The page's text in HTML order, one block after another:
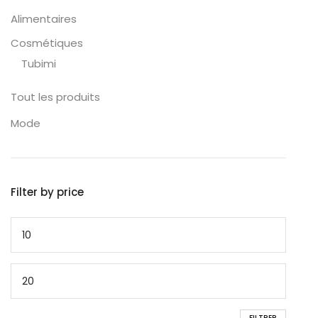
Alimentaires
Cosmétiques
Tubimi
Tout les produits
Mode
Filter by price